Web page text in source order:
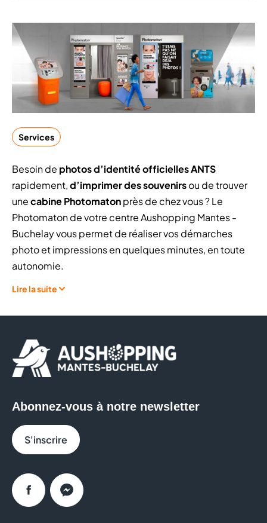
Services
Besoin de photos d’identité officielles ANTS
rapidement,d’imprimer des souvenirsou de trouver
unecabine Photomatonprès de chez vous ? Le
Photomaton de votre centre Aushopping Mantes -
Buchelay vous permet de réaliser vos démarches
photo et impressions en quelques minutes, en toute
autonomie.
Idéal pour vos documents officiels ou vos besoins du
quotidien, ce service rapide vous garantit des
📸 Vos services disponibles sur place
d’identité, passeport, permis, titre de séjour
Cabine Photomaton
rapide
Bornes de développement photo
imprimer des photos depuis votre téléphone
(couleur ou noir & blanc)
Photocopies de documents
Lire la suite
Abonnez-vous à notre newsletter
S'inscrire
FacebookMessenger